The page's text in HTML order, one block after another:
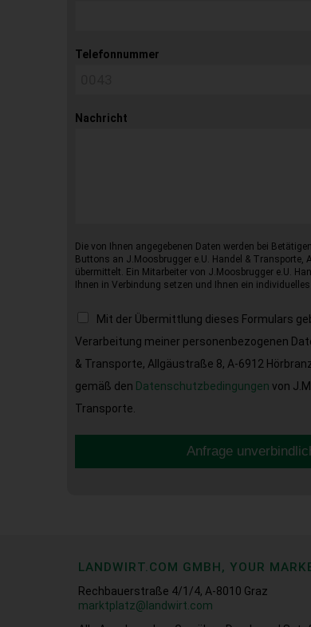
Telefonnummer
Nachricht
Die von Ihnen angegebenen Daten werden bei
Buttons an J.Moosbrugger e.U. Handel & Transporte,
übermittelt. Ein Mitarbeiter von J.Moosbrugger e.U.
Ihnen in Verbindung setzen und Ihnen ein
Mit der Übermittlung dieses Formulars
Verarbeitung meiner personenbezogenen
& Transporte, Allgäustraße 8, A-6912
gemäß den Datenschutzbedingungen von
Transporte.
Anfrage
LANDWIRT.COM GMBH, YOUR
Rechbauerstraße 4/1/4, A-8010 Graz
marktplatz@landwirt.com